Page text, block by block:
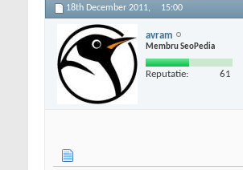
18th December 2011, 15:00
avram
Membru SeoPedia
Reputatie: 61